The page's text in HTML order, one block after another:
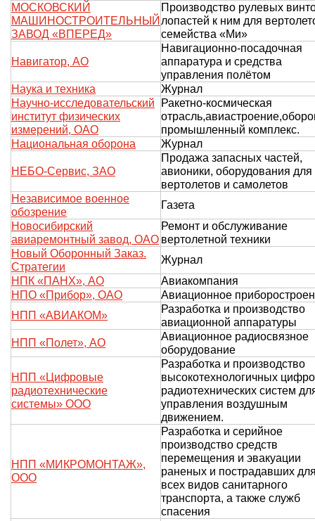
МОСКОВСКИЙ
МАШИНОСТРОИТЕЛЬНЫЙ
ЗАВОД «ВПЕРЕД»
Производство рулевых
лопастей к ним для
семейства «Ми»
Навигатор, АО
Навигационно-посадочная
аппаратура и средства
управления полётом
Наука и техника
Журнал
Научно-исследовательский
институт физических
измерений, ОАО
Ракетно-космическая
промышленный комплекс.
Национальная оборона
Журнал
НЕБО-Сервис, ЗАО
Продажа запасных частей,
авионики, оборудования для
вертолетов и самолетов
Независимое военное
обозрение
Газета
Новосибирский
авиаремонтный завод, ОАО
Ремонт и обслуживание
вертолетной техники
Новый Оборонный Заказ.
Стратегии
Журнал
НПК «ПАНХ», АО
Авиакомпания
НПО «Прибор», ОАО
Авиационное
НПП «АВИАКОМ»
Разработка и производство
авиационной аппаратуры
НПП «Полет», АО
Авиационное радиосвязное
оборудование
НПП «Цифровые
радиотехнические
системы» ООО
Разработка и производство
высокотехнологичных
радиотехнических систем
управления воздушным
движением.
НПП «МИКРОМОНТАЖ»,
ООО
Разработка и серийное
производство средств
перемещения и эвакуации
раненых и пострадавших
всех видов санитарного
транспорта, а также служб
спасения